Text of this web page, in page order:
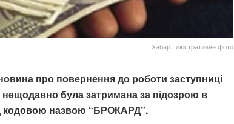
Хабар. Ілюстративне фото
про повернення до роботи заступниці
нещодавно була затримана за підозрою в
кодовою назвою “БРОКАРД”.